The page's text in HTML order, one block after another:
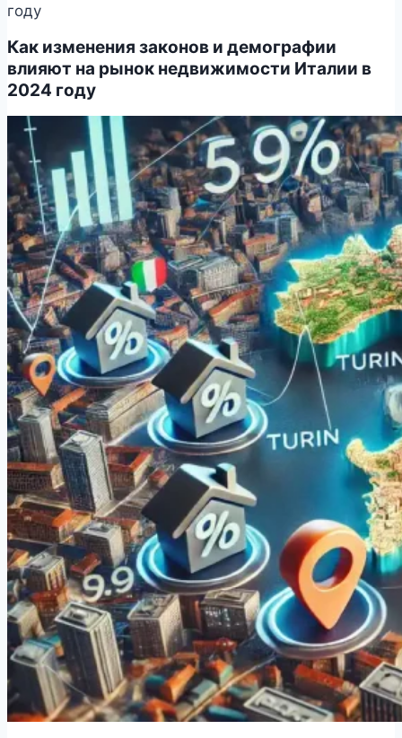
году
Как изменения законов и демографии
влияют на рынок недвижимости Италии в
2024 году